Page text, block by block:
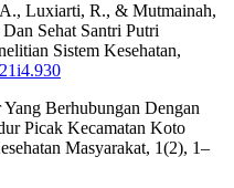
Luxiarti, R., & Mutmainah,
Sehat Santri Putri
Sistem Kesehatan,
Berhubungan Dengan
Picak Kecamatan Koto
Masyarakat, 1(2), 1–